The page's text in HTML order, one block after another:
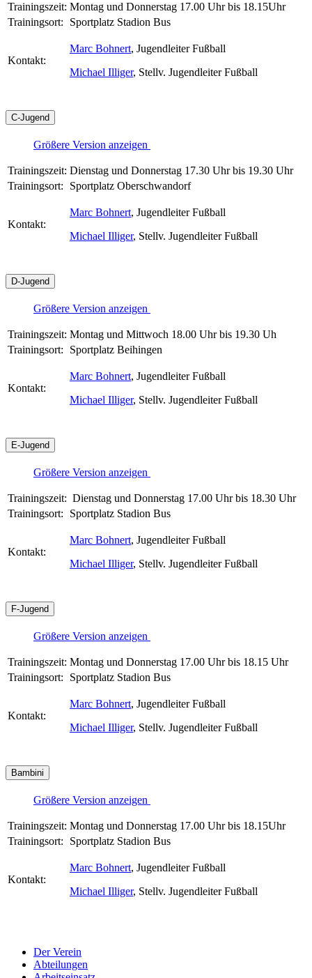
Trainingszeit: Montag und Donnerstag 17.00 Uhr bis 18.15Uhr
Trainingsort:
Sportplatz Stadion Bus
Kontakt:
Marc Bohnert, Jugendleiter Fußball
Michael Illiger, Stellv. Jugendleiter Fußball
C-Jugend
Größere Version anzeigen
Trainingszeit: Dienstag und Donnerstag 17.30 Uhr bis 19.30 Uhr
Trainingsort:
Sportplatz Oberschwandorf
Kontakt:
Marc Bohnert, Jugendleiter Fußball
Michael Illiger, Stellv. Jugendleiter Fußball
D-Jugend
Größere Version anzeigen
Trainingszeit: Montag und Mittwoch 18.00 Uhr bis 19.30 Uh
Trainingsort:
Sportplatz Beihingen
Kontakt:
Marc Bohnert, Jugendleiter Fußball
Michael Illiger, Stellv. Jugendleiter Fußball
E-Jugend
Größere Version anzeigen
Trainingszeit: Dienstag und Donnerstag 17.00 Uhr bis 18.30 Uhr
Trainingsort:
Sportplatz Stadion Bus
Kontakt:
Marc Bohnert, Jugendleiter Fußball
Michael Illiger, Stellv. Jugendleiter Fußball
F-Jugend
Größere Version anzeigen
Trainingszeit: Montag und Donnerstag 17.00 Uhr bis 18.15 Uhr
Trainingsort:
Sportplatz Stadion Bus
Kontakt:
Marc Bohnert, Jugendleiter Fußball
Michael Illiger, Stellv. Jugendleiter Fußball
Bambini
Größere Version anzeigen
Trainingszeit: Montag und Donnerstag 17.00 Uhr bis 18.15Uhr
Trainingsort:
Sportplatz Stadion Bus
Kontakt:
Marc Bohnert, Jugendleiter Fußball
Michael Illiger, Stellv. Jugendleiter Fußball
Der Verein
Abteilungen